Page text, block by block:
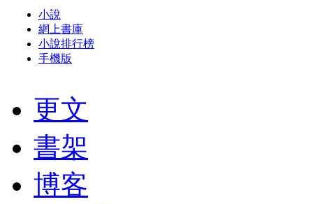
小說
網上書庫
小說排行榜
手機版
更文
書架
博客